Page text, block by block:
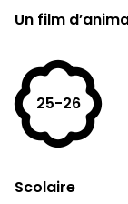
Un film
25-26
Scolaire